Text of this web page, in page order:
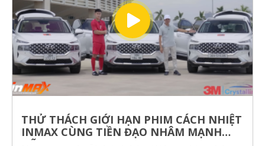
THỬ THÁCH GIỚI HẠN PHIM CÁCH NHIỆT
INMAX CÙNG TIỀN ĐẠO NHÂM MẠNH